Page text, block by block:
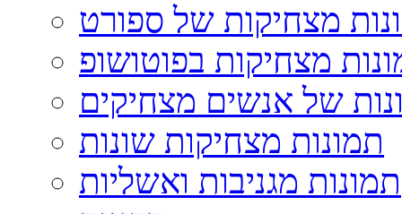
מצחיקות של ספורט
מצחיקות בפוטושופ
של אנשים מצחיקים
תמונות מצחיקות שונות
תמונות מגניבות ואשליות